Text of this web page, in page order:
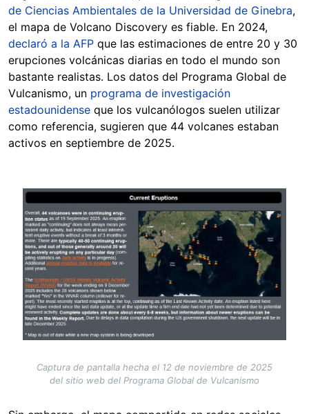
de Ciencias Ambientales de la Universidad de Ginebra,
el mapa de Volcano Discovery es fiable. En 2024,
declaró a la AFP que las estimaciones de entre 20 y 30
erupciones volcánicas diarias en todo el mundo son
bastante realistas. Los datos del Programa Global de
Vulcanismo, un programa de investigación
estadounidense que los vulcanólogos suelen utilizar
como referencia, sugieren que 44 volcanes estaban
activos en septiembre de 2025.
Image
Captura de pantalla hecha el 12 de noviembre de 2025
del sitio web del Programa Global de Vulcanismo